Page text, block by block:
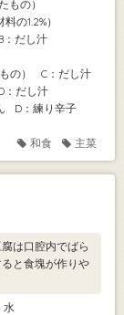
もの）
の1.2%）
：だし汁
の）
C：だし汁
：だし汁
D：練り辛子
和食
主菜
は口腔内でばら
と食塊が作りや
水